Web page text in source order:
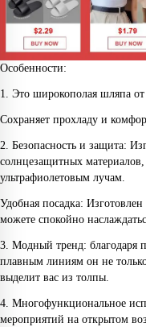
Особенности:
1. Это широкополая шляпа от
Сохраняет прохладу и
2. Безопасность и защита:
солнцезащитных
ультрафиолетовым лучам.
Удобная посадка:
можете спокойно
3. Модный тренд: благодаря
плавным линиям он не
выделит вас из толпы.
4. Многофункциональное
мероприятий на открытом